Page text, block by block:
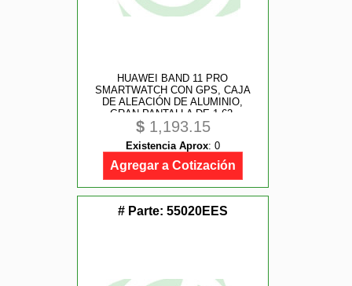
HUAWEI BAND 11 PRO
SMARTWATCH CON GPS, CAJA
DE ALEACIÓN DE ALUMINIO,
GRAN PANTALLA DE 1.62,
FRECUENCIA CARDÍACA Y SPO
AND #8322;, NUEVO MONITOREO
DE SUEÑO, BIENESTAR
EMOCIONAL, ANDROID AND IOS,
COLOR NEGRO
$1,193.15
Existencia Aprox: 0
Agregar a Cotización
# Parte: 55020EES